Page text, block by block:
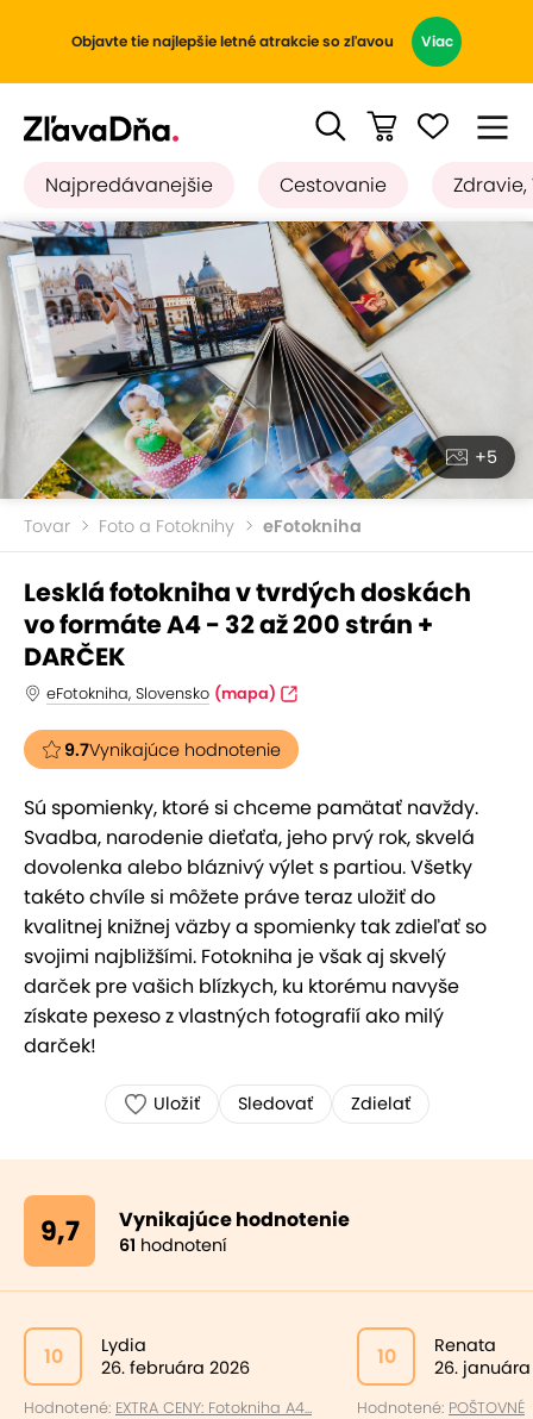
Objavte tie najlepšie letné atrakcie so zľavou Viac
Najpredávanejšie Cestovanie Zdravie,
+5
Tovar Foto a Fotoknihy eFotokniha
Lesklá fotokniha v tvrdých doskách
vo formáte A4 - 32 až 200 strán +
DARČEK
eFotokniha, Slovensko (mapa)
9.7Vynikajúce hodnotenie
Sú spomienky, ktoré si chceme pamätať navždy.
Svadba, narodenie dieťaťa, jeho prvý rok, skvelá
dovolenka alebo bláznivý výlet s partiou. Všetky
takéto chvíle si môžete práve teraz uložiť do
kvalitnej knižnej väzby a spomienky tak zdieľať so
svojimi najbližšími. Fotokniha je však aj skvelý
darček pre vašich blízkych, ku ktorému navyše
získate pexeso z vlastných fotografií ako milý
darček!
Uložiť Sledovať Zdielať
9,7 Vynikajúce hodnotenie
61 hodnotení
10
Lydia
26. februára 2026
Hodnotené: EXTRA CENY: Fotokniha A4...
10
Renata
26.
Hodnotené: POŠTOVNÉ